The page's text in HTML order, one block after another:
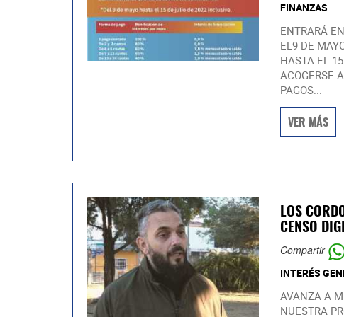
FINANZAS
ENTRARÁ
EL9 DE
HASTA EL
ACOGERSE
PAGOS...
VER MÁS
LOS
CENSO
Compartir
INTERÉS
AVANZA A
NUESTRA